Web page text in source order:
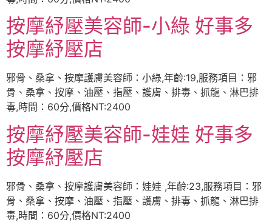
按摩紓壓美容師-小綠 好事多
按摩紓壓店
邪骨、桑拿、按摩護膚美容師：小綠,年齡:19,服務項目：邪
骨、桑拿、按摩、油壓、指壓、護膚、排毒、抓龍、淋巴排
毒,時間：60分,價格NT:2400
按摩紓壓美容師-娃娃 好事多
按摩紓壓店
邪骨、桑拿、按摩護膚美容師：娃娃 ,年齡:23,服務項目：邪
骨、桑拿、按摩、油壓、指壓、護膚、排毒、抓龍、淋巴排
毒,時間：60分,價格NT:2400